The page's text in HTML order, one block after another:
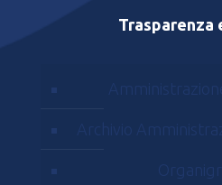
Trasparenza
Archivio